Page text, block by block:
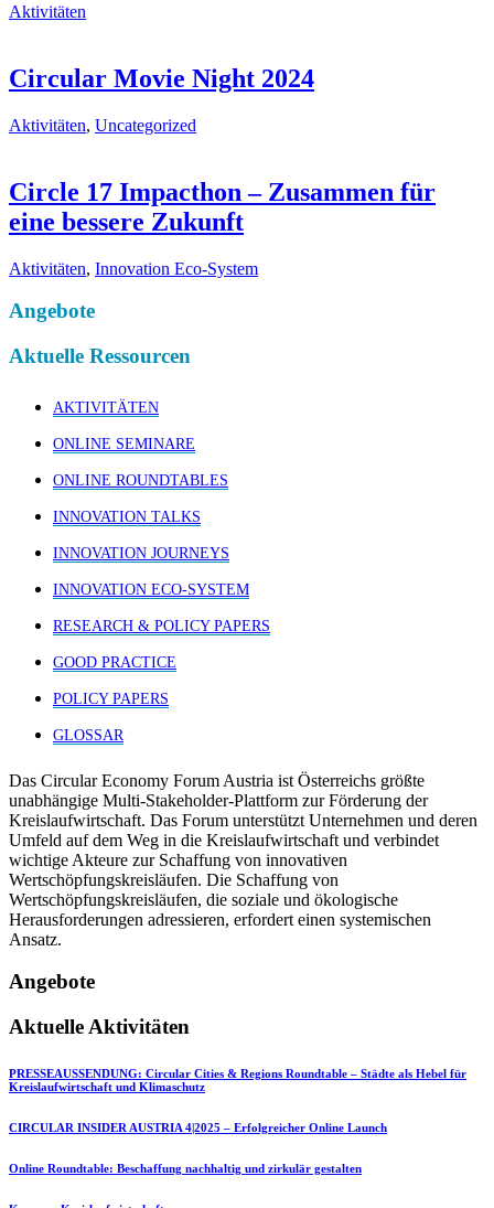
Aktivitäten
Circular Movie Night 2024
Aktivitäten, Uncategorized
Circle 17 Impacthon – Zusammen für
eine bessere Zukunft
Aktivitäten, Innovation Eco-System
Angebote
Aktuelle Ressourcen
AKTIVITÄTEN
ONLINE SEMINARE
ONLINE ROUNDTABLES
INNOVATION TALKS
INNOVATION JOURNEYS
INNOVATION ECO-SYSTEM
RESEARCH & POLICY PAPERS
GOOD PRACTICE
POLICY PAPERS
GLOSSAR
Das Circular Economy Forum Austria ist Österreichs größte
unabhängige Multi-Stakeholder-Plattform zur Förderung der
Kreislaufwirtschaft. Das Forum unterstützt Unternehmen und deren
Umfeld auf dem Weg in die Kreislaufwirtschaft und verbindet
wichtige Akteure zur Schaffung von innovativen
Wertschöpfungskreisläufen. Die Schaffung von
Wertschöpfungskreisläufen, die soziale und ökologische
Herausforderungen adressieren, erfordert einen systemischen
Ansatz.
Angebote
Aktuelle Aktivitäten
PRESSEAUSSENDUNG: Circular Cities & Regions Roundtable – Städte als Hebel für
Kreislaufwirtschaft und Klimaschutz
CIRCULAR INSIDER AUSTRIA 4|2025 – Erfolgreicher Online Launch
Online Roundtable: Beschaffung nachhaltig und zirkulär gestalten